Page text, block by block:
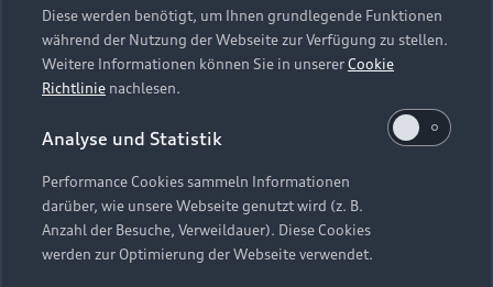
Online-Terminvereinbarung
Servicekontakt
Vertrag widerrufen
Presse & Media Center
Datenschutz
Audi erleben
Newsletter
Impressum Rechtliches
Hinweisgebersystem
Datenschutzinformation
Cookie-Einstellungen
Cookie-Richtlinie
Barrierefreiheit
Hinweis: Die aktuelle Darstellung und Anordnung der
Embleme am Fahrzeug bei allen Abbildungen auf dieser
Webseite kann abweichen.
Diese werden benötigt, um Ihnen grundlegende Funktionen
während der Nutzung der Webseite zur Verfügung zu stellen.
Weitere Informationen können Sie in unsererCookie
Richtlinie nachlesen.
Analyse und Statistik
Performance Cookies sammeln Informationen
darüber, wie unsere Webseite genutzt wird (z. B.
Anzahl der Besuche, Verweildauer). Diese Cookies
werden zur Optimierung der Webseite verwendet.